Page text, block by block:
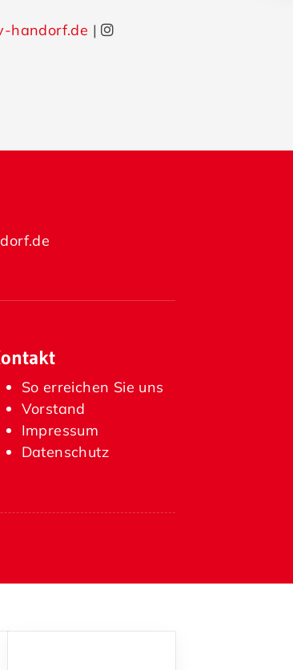
handorf.de |
So erreichen Sie uns
Vorstand
Impressum
Datenschutz